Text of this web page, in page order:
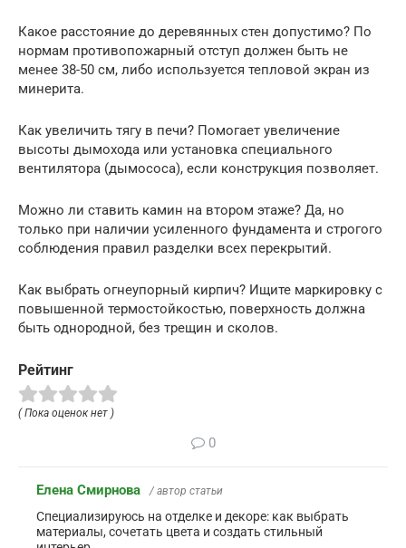
Какое расстояние до деревянных стен допустимо? По
нормам противопожарный отступ должен быть не
менее 38-50 см, либо используется тепловой экран из
минерита.
Как увеличить тягу в печи? Помогает увеличение
высоты дымохода или установка специального
вентилятора (дымососа), если конструкция позволяет.
Можно ли ставить камин на втором этаже? Да, но
только при наличии усиленного фундамента и строгого
соблюдения правил разделки всех перекрытий.
Как выбрать огнеупорный кирпич? Ищите маркировку с
повышенной термостойкостью, поверхность должна
быть однородной, без трещин и сколов.
Рейтинг
( Пока оценок нет )
0
Елена Смирнова / автор статьи
Специализируюсь на отделке и декоре: как выбрать
материалы, сочетать цвета и создать стильный